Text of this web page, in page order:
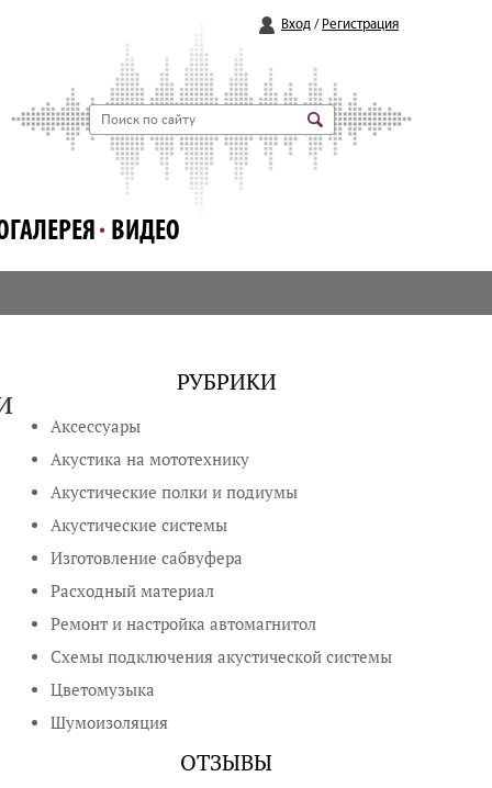
Вход / Регистрация
ВИДЕО
РУБРИКИ
Аксессуары
Акустика на мототехнику
Акустические полки и подиумы
Акустические системы
Изготовление сабвуфера
Расходный материал
Ремонт и настройка автомагнитол
Схемы подключения акустической системы
Цветомузыка
Шумоизоляция
ОТЗЫВЫ